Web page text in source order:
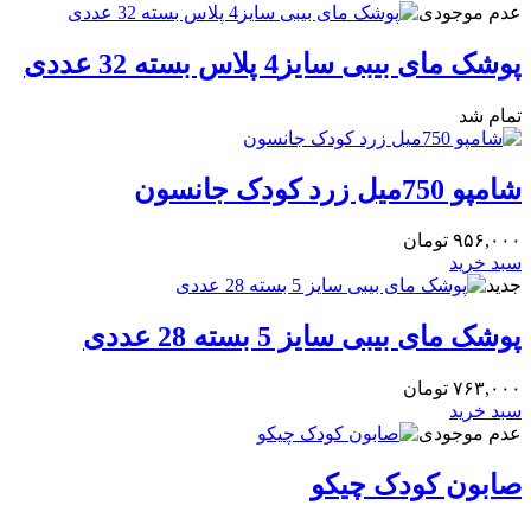
عدم موجودی
پوشک مای بیبی سایز4 پلاس بسته 32 عددی
تمام شد
شامپو 750میل زرد کودک جانسون
۹۵۶,۰۰۰ تومان
سبد خرید
جدید
پوشک مای بیبی سایز 5 بسته 28 عددی
۷۶۳,۰۰۰ تومان
سبد خرید
عدم موجودی
صابون کودک چیکو